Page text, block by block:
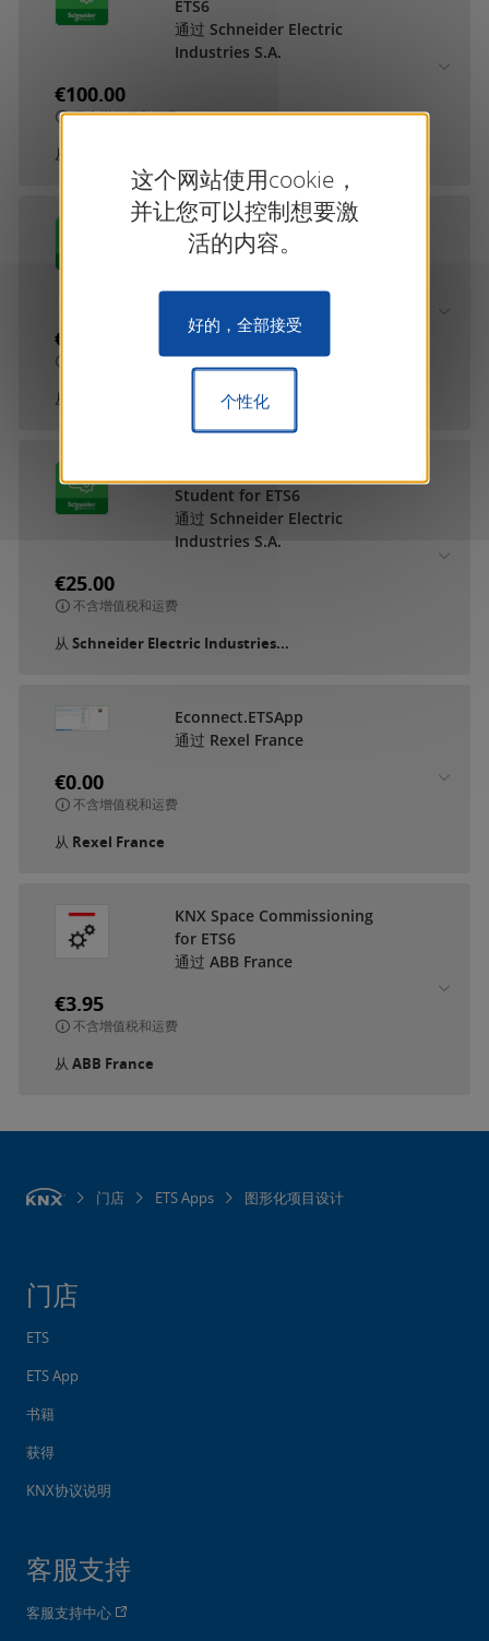
ETS6
通过 Schneider Electric
Industries S.A.
€100.00
不含增值税和运费
从
eConfigure KNX Expert
Student for ETS5
Industries S.A.
€25.00
不含增值税和运费
从 Schneider Electric Industries...
Student for ETS6
通过 Schneider Electric
Industries S.A.
€25.00
不含增值税和运费
从 Schneider Electric Industries...
Econnect.ETSApp
通过 Rexel France
€0.00
不含增值税和运费
从 Rexel France
KNX Space Commissioning
for ETS6
通过 ABB France
€3.95
不含增值税和运费
从 ABB France
门店 ETS Apps 图形化项目设计
门店
ETS
ETS App
书籍
获得
KNX协议说明
客服支持
客服支持中心
这个网站使用cookie，
并让您可以控制想要激
活的内容。
好的，全部接受
个性化